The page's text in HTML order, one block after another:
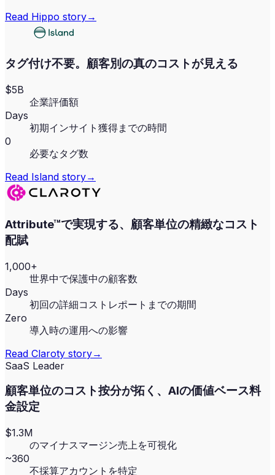
Read Hippo story→
タグ付け不要。顧客別の真のコストが見える
$5B
企業評価額
Days
初期インサイト獲得までの時間
0
必要なタグ数
Read Island story→
Attribute™で実現する、顧客単位の精緻なコスト
配賦
1,000+
世界中で保護中の顧客数
Days
初回の詳細コストレポートまでの期間
Zero
導入時の運用への影響
Read Claroty story→
SaaS Leader
顧客単位のコスト按分が拓く、AIの価値ベース料
金設定
$1.3M
のマイナスマージン売上を可視化
~360
不採算アカウントを特定